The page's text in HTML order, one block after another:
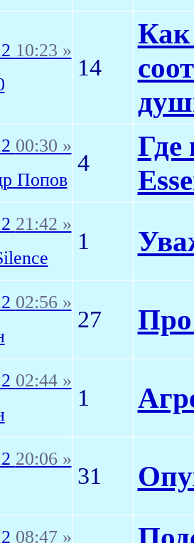
10:23 »
14
Как
00:30 »
Попов
4
Где
21:42 »
1
02:56 »
27 Про
02:44 »
1
20:06 »
31
08:47 »